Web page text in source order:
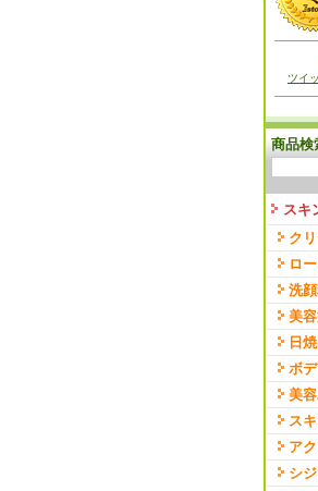
ツイ
商品検
スキ
ク
ロ
洗
美
日
ボ
美
ス
ア
シ